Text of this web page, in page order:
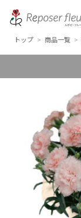
トップ > 商品一覧 >